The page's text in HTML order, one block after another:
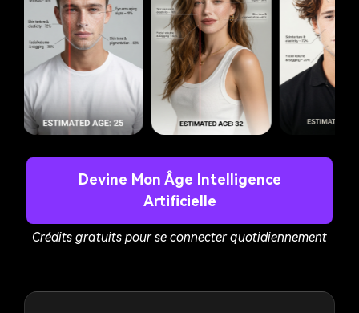
Devine Mon Âge Intelligence
Artificielle
Crédits gratuits pour se connecter quotidiennement